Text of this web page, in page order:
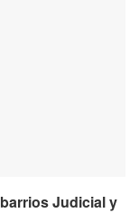
barrios Judicial y